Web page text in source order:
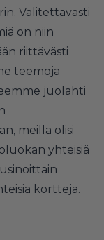
Valitettavasti
on niin
riittävästi
teemoja
juolahti
meillä olisi
yhteisiä
kortteja.